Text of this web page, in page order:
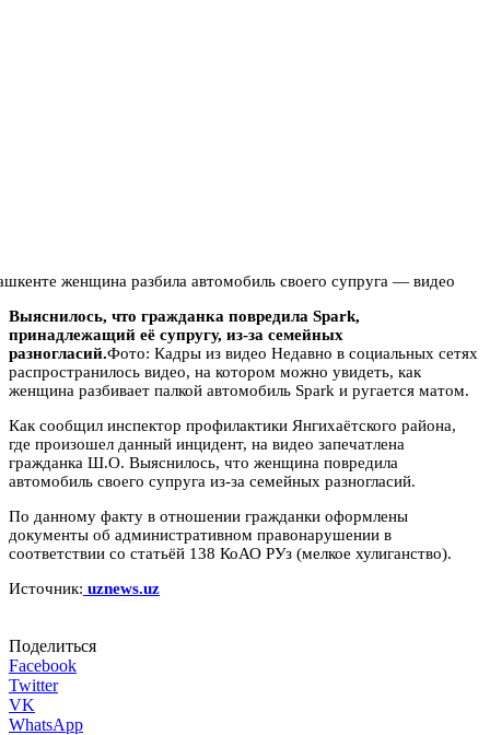
Выяснилось, что гражданка повредила Spark,
принадлежащий её супругу, из-за семейных
разногласий.Фото: Кадры из видео Недавно в социальных сетях
распространилось видео, на котором можно увидеть, как
женщина разбивает палкой автомобиль Spark и ругается матом.
Как сообщил инспектор профилактики Янгихаётского района,
где произошел данный инцидент, на видео запечатлена
гражданка Ш.О. Выяснилось, что женщина повредила
автомобиль своего супруга из-за семейных разногласий.
По данному факту в отношении гражданки оформлены
документы об административном правонарушении в
соответствии со статьёй 138 КоАО РУз (мелкое хулиганство).
Источник: uznews.uz
Поделиться
Facebook
Twitter
VK
WhatsApp